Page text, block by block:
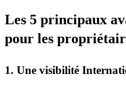
Les 5 principaux
pour les
1. Une visibilité